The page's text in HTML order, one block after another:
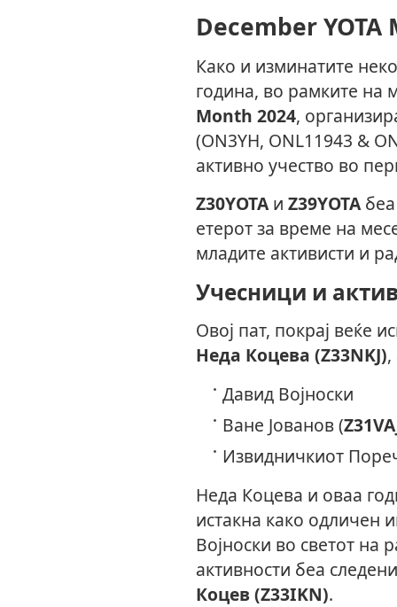
December
Како и изминатите
година, во рамките на
Month 2024,
(ON3YH, ONL11943 &
активно учество во
Z30YOTAи Z39YOTAбеа
етерот за време на
младите активисти и
Учесници и
Овој пат, покрај веќе
Неда Коцева (Z33NKJ),
Давид Војноски
Ване Јованов (
Извидничкиот
Неда Коцева и оваа
истакна како одличен
Војноски во светот на
активности беа
Коцев (Z33IKN).